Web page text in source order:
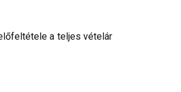
a teljes vételár